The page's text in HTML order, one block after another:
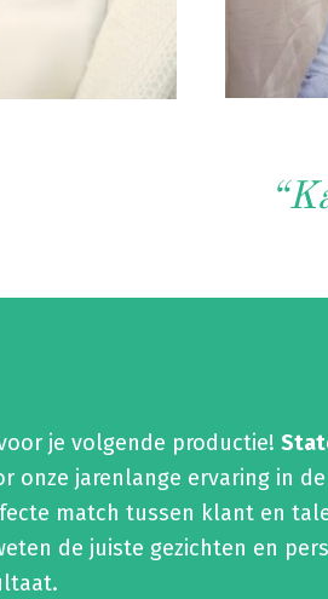
je volgende productie!
onze jarenlange ervaring in
match tussen klant en
de juiste gezichten en